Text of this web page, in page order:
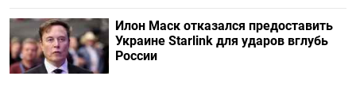
Илон Маск отказался предоставить
Украине Starlink для ударов вглубь
России